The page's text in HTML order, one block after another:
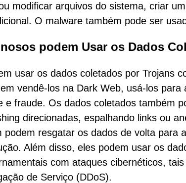
modificar arquivos do sistema, criar
O malware também pode ser
podem Usar os Dados
usar os dados coletados por Trojans
vendê-los na Dark Web, usá-los
e fraude. Os dados coletados também
direcionadas, espalhando links ou
podem resgatar os dados de volta para
Além disso, eles podem usar os
com ataques cibernéticos,
de Serviço (DDoS).